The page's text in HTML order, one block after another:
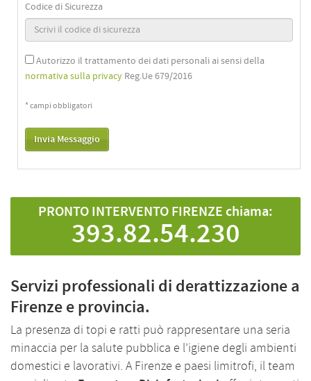
Codice di Sicurezza
Autorizzo il trattamento dei dati personali ai sensi della
normativa sulla privacy Reg.Ue 679/2016
* campi obbligatori
PRONTO INTERVENTO FIRENZE chiama:
393.82.54.230
Servizi professionali di derattizzazione a
Firenze e provincia.
La presenza di topi e ratti può rappresentare una seria
minaccia per la salute pubblica e l’igiene degli ambienti
domestici e lavorativi. A Firenze e paesi limitrofi, il team